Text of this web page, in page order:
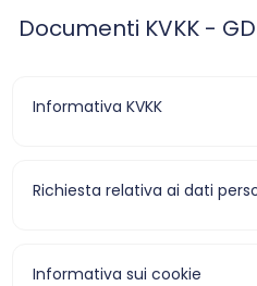
Documenti KVKK -
Informativa KVKK
Richiesta relativa ai dati
Informativa sui cookie